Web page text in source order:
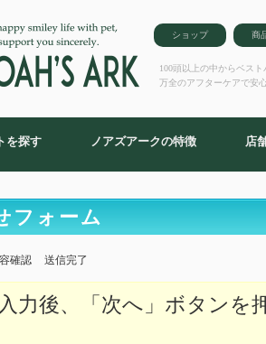
ショップ 商
100頭以上の中からベス
万全のアフターケアで安
を探す ノアズアークの特徴 店
フォーム
確認 送信完了
力後、「次へ」ボタンを